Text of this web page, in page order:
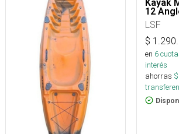
Kayak
12
LSF
$
en 6
interés
ahorras $